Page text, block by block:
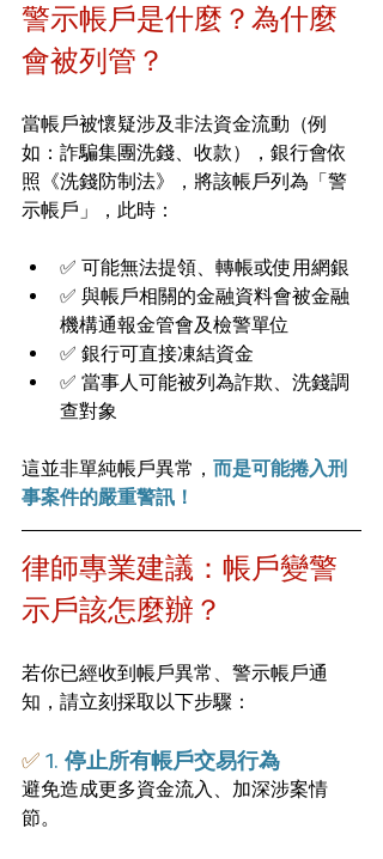
警示帳戶是什麼？為什麼
會被列管？
當帳戶被懷疑涉及非法資金流動（例
如：詐騙集團洗錢、收款），銀行會依
照《洗錢防制法》，將該帳戶列為「警
示帳戶」，此時：
✅ 可能無法提領、轉帳或使用網銀
✅ 與帳戶相關的金融資料會被金融
機構通報金管會及檢警單位
✅ 銀行可直接凍結資金
✅ 當事人可能被列為詐欺、洗錢調
查對象
這並非單純帳戶異常， 而是可能捲入刑
事案件的嚴重警訊！
律師專業建議：帳戶變警
示戶該怎麼辦？
若你已經收到帳戶異常、警示帳戶通
知，請立刻採取以下步驟：
✅ 1. 停止所有帳戶交易行為
避免造成更多資金流入、加深涉案情
節。